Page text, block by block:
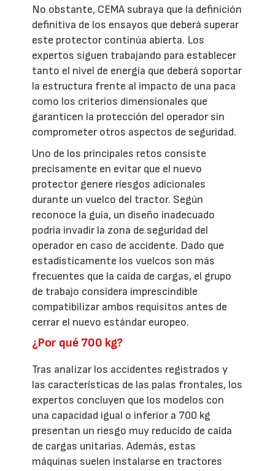
No obstante, CEMA subraya que la definición
definitiva de los ensayos que deberá superar
este protector continúa abierta. Los
expertos siguen trabajando para establecer
tanto el nivel de energía que deberá soportar
la estructura frente al impacto de una paca
como los criterios dimensionales que
garanticen la protección del operador sin
comprometer otros aspectos de seguridad.
Uno de los principales retos consiste
precisamente en evitar que el nuevo
protector genere riesgos adicionales
durante un vuelco del tractor. Según
reconoce la guía, un diseño inadecuado
podría invadir la zona de seguridad del
operador en caso de accidente. Dado que
estadísticamente los vuelcos son más
frecuentes que la caída de cargas, el grupo
de trabajo considera imprescindible
compatibilizar ambos requisitos antes de
cerrar el nuevo estándar europeo.
¿Por qué 700 kg?
Tras analizar los accidentes registrados y
las características de las palas frontales, los
expertos concluyen que los modelos con
una capacidad igual o inferior a 700 kg
presentan un riesgo muy reducido de caída
de cargas unitarias. Además, estas
máquinas suelen instalarse en tractores